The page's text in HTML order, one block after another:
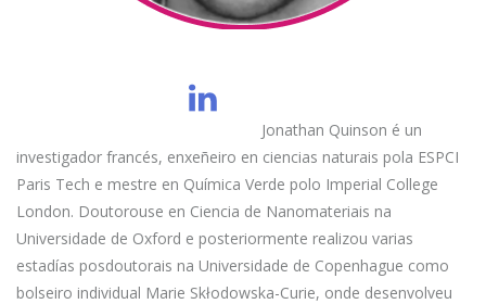
Jonathan Quinson é un
investigador francés, enxeñeiro en ciencias naturais pola ESPCI
Paris Tech e mestre en Química Verde polo Imperial College
London. Doutorouse en Ciencia de Nanomateriais na
Universidade de Oxford e posteriormente realizou varias
estadías posdoutorais na Universidade de Copenhague como
bolseiro individual Marie Skłodowska-Curie, onde desenvolveu